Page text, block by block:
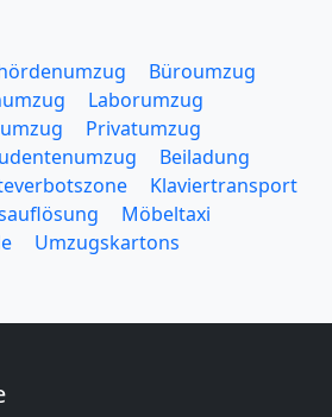
Büroumzug
Laborumzug
Privatumzug
Beiladung
Klaviertransport
Möbeltaxi
Umzugskartons